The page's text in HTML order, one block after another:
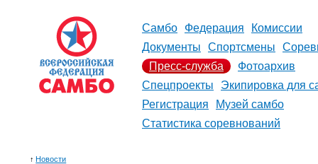
Самбо Федерация
Комиссии
Документы
Спортсмены
Пресс-служба
Фотоархив
Спецпроекты
Экипировка для
Регистрация
Музей самбо
Статистика соревнований
↑ Новости